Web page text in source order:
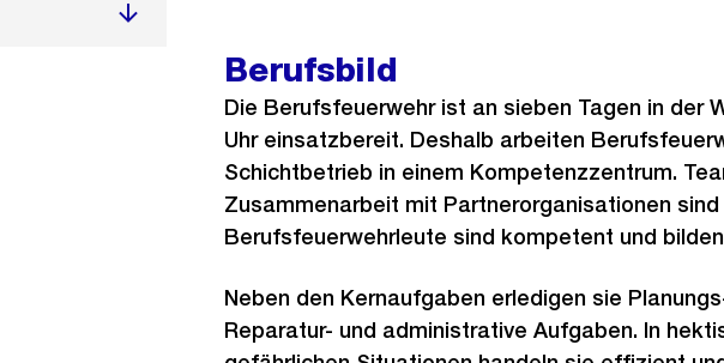
Berufsbild
Die Berufsfeuerwehr ist an sieben Tagen in der
Uhr einsatzbereit. Deshalb arbeiten
Schichtbetrieb in einem Kompetenzzentrum.
Zusammenarbeit mit Partnerorganisationen sind
Berufsfeuerwehrleute sind kompetent und
Neben den Kernaufgaben erledigen sie
Reparatur- und administrative Aufgaben. In